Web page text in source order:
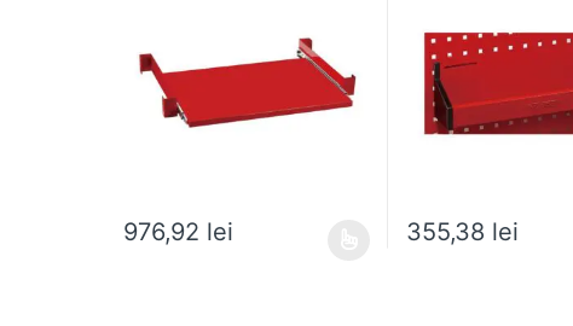
976,92 lei
Acest produs are mai multe variații. Opțiunile pot fi alese
355,38 lei
Acest produs are